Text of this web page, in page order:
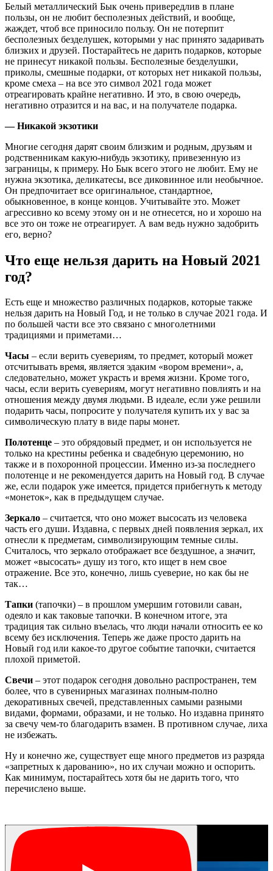
Белый металлический Бык очень привередлив в плане
пользы, он не любит бесполезных действий, и вообще,
жаждет, чтоб все приносило пользу. Он не потерпит
бесполезных безделушек, которыми у нас принято задаривать
близких и друзей. Постарайтесь не дарить подарков, которые
не принесут никакой пользы. Бесполезные безделушки,
приколы, смешные подарки, от которых нет никакой пользы,
кроме смеха – на все это символ 2021 года может
отреагировать крайне негативно. И это, в свою очередь,
негативно отразится и на вас, и на получателе подарка.
— Никакой экзотики
Многие сегодня дарят своим близким и родным, друзьям и
родственникам какую-нибудь экзотику, привезенную из
заграницы, к примеру. Но Бык всего этого не любит. Ему не
нужна экзотика, деликатесы, все диковинное или необычное.
Он предпочитает все оригинальное, стандартное,
обыкновенное, в конце концов. Учитывайте это. Может
агрессивно ко всему этому он и не отнесется, но и хорошо на
все это он тоже не отреагирует. А вам ведь нужно задобрить
его, верно?
Что еще нельзя дарить на Новый 2021
год?
Есть еще и множество различных подарков, которые также
нельзя дарить на Новый Год, и не только в случае 2021 года. И
по большей части все это связано с многолетними
традициями и приметами…
Часы – если верить суевериям, то предмет, который может
отсчитывать время, является эдаким «вором времени», а,
следовательно, может украсть и время жизни. Кроме того,
часы, если верить суевериям, могут негативно повлиять и на
отношения между двумя людьми. В идеале, если уже решили
подарить часы, попросите у получателя купить их у вас за
символическую плату в виде пары монет.
Полотенце – это обрядовый предмет, и он используется не
только на крестины ребенка и свадебную церемонию, но
также и в похоронной процессии. Именно из-за последнего
полотенце и не рекомендуется дарить на Новый год. В случае
же, если подарок уже имеется, придется прибегнуть к методу
«монеток», как в предыдущем случае.
Зеркало – считается, что оно может высосать из человека
часть его души. Издавна, с первых дней появления зеркал, их
отнесли к предметам, символизирующим темные силы.
Считалось, что зеркало отображает все бездушное, а значит,
может «высосать» душу из того, кто ищет в нем свое
отражение. Все это, конечно, лишь суеверие, но как бы не
так…
Тапки (тапочки) – в прошлом умершим готовили саван,
одеяло и как таковые тапочки. В конечном итоге, эта
традиция так сильно въелась, что люди начали относить ее ко
всему без исключения. Теперь же даже просто дарить на
Новый год или какое-то другое событие тапочки, считается
плохой приметой.
Свечи – этот подарок сегодня довольно распространен, тем
более, что в сувенирных магазинах полным-полно
декоративных свечей, представленных самыми разными
видами, формами, образами, и не только. Но издавна принято
за свечу чем-то благодарить взамен. В противном случае, лиха
не избежать.
Ну и конечно же, существует еще много предметов из разряда
«запретных к дарованию», но их случаи можно и оспорить.
Как минимум, постарайтесь хотя бы не дарить того, что
перечислено выше.